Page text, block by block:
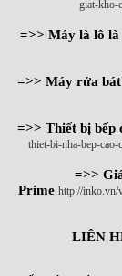
giat-kho-
=>> Máy là lô là
=>> Máy rửa
=>> Thiết bị bếp
thiet-bi-nha-bep-
=>>
Prime http://inko.vn/
LIÊN